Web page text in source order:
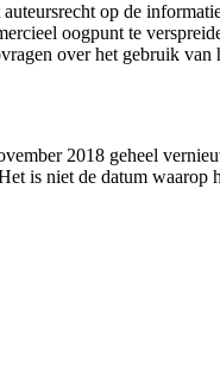
op de
oogpunt te
over het gebruik van
2018 geheel
is niet de datum waarop